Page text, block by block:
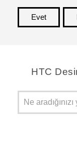
Evet
HTC